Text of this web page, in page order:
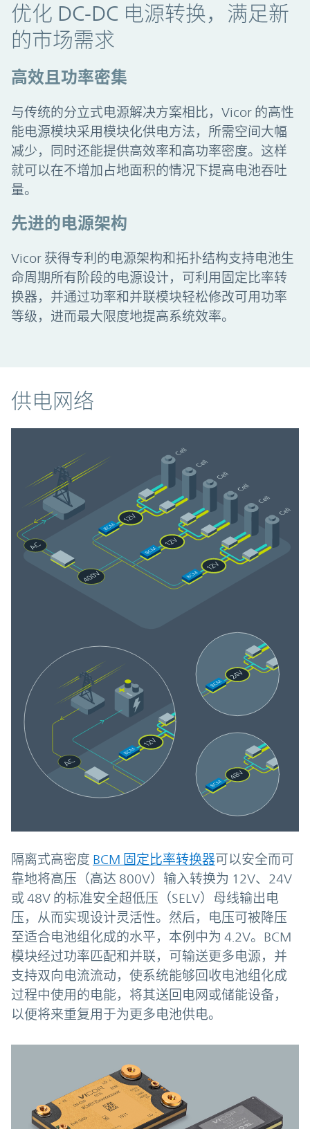
优化 DC-DC 电源转换，满足新
的市场需求
高效且功率密集
与传统的分立式电源解决方案相比，Vicor 的高性
能电源模块采用模块化供电方法，所需空间大幅
减少，同时还能提供高效率和高功率密度。这样
就可以在不增加占地面积的情况下提高电池吞吐
量。
先进的电源架构
Vicor 获得专利的电源架构和拓扑结构支持电池生
命周期所有阶段的电源设计，可利用固定比率转
换器，并通过功率和并联模块轻松修改可用功率
等级，进而最大限度地提高系统效率。
供电网络
隔离式高密度 BCM 固定比率转换器可以安全而可
靠地将高压（高达 800V）输入转换为 12V、24V
或 48V 的标准安全超低压（SELV）母线输出电
压，从而实现设计灵活性。然后，电压可被降压
至适合电池组化成的水平，本例中为 4.2V。BCM
模块经过功率匹配和并联，可输送更多电源，并
支持双向电流流动，使系统能够回收电池组化成
过程中使用的电能，将其送回电网或储能设备，
以便将来重复用于为更多电池供电。